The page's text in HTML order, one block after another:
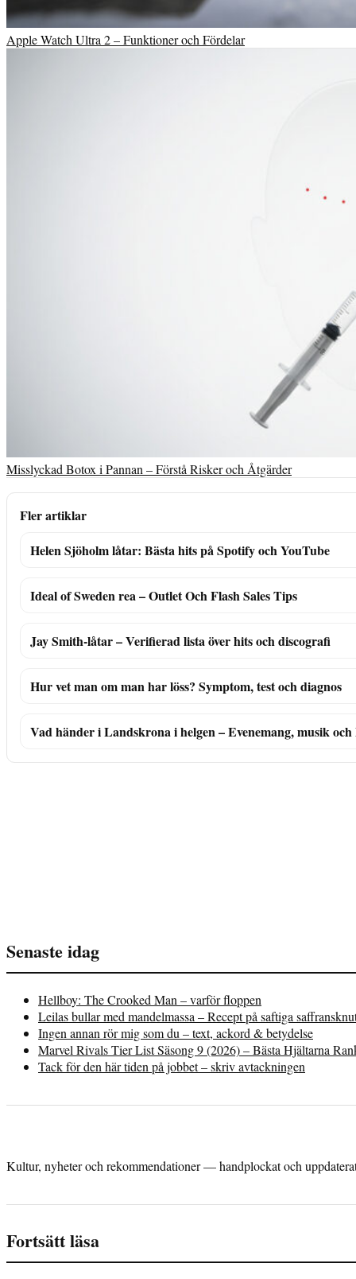
Apple Watch Ultra 2 – Funktioner och Fördelar
Misslyckad Botox i Pannan – Förstå Risker och Åtgärder
Fler artiklar
Helen Sjöholm låtar: Bästa hits på Spotify och YouTube
Ideal of Sweden rea – Outlet Och Flash Sales Tips
Jay Smith-låtar – Verifierad lista över hits och discografi
Hur vet man om man har löss? Symptom, test och diagnos
Vad händer i Landskrona i helgen – Evenemang, musik
Senaste idag
Hellboy: The Crooked Man – varför floppen
Leilas bullar med mandelmassa – Recept på saftiga
Ingen annan rör mig som du – text, ackord & betydelse
Marvel Rivals Tier List Säsong 9 (2026) – Bästa Hjältarna
Tack för den här tiden på jobbet – skriv avtackningen
Kultur, nyheter och rekommendationer — handplockat och
Fortsätt läsa